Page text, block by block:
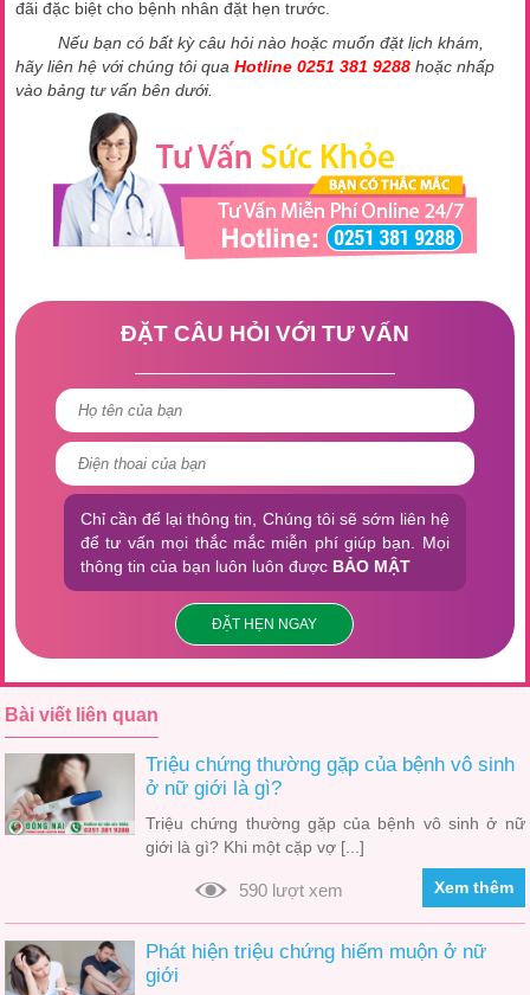
đãi đặc biệt cho bệnh nhân đặt hẹn trước.
Nếu bạn có bất kỳ câu hỏi nào hoặc muốn đặt lịch khám,
hãy liên hệ với chúng tôi quaHotline 0251 381 9288 hoặc nhấp
vào bảng tư vấn bên dưới.
ĐẶT CÂU HỎI VỚI TƯ VẤN
Chỉ cần để lại thông tin, Chúng tôi sẽ sớm liên hệ
để tư vấn mọi thắc mắc miễn phí giúp bạn. Mọi
thông tin của bạn luôn luôn được BẢO MẬT
ĐẶT HẸN NGAY
Bài viết liên quan
Triệu chứng thường gặp của bệnh vô sinh
ở nữ giới là gì?
Triệu chứng thường gặp của bệnh vô sinh ở nữ
giới là gì? Khi một cặp vợ [...]
590 lượt xem Xem thêm
Phát hiện triệu chứng hiếm muộn ở nữ
giới